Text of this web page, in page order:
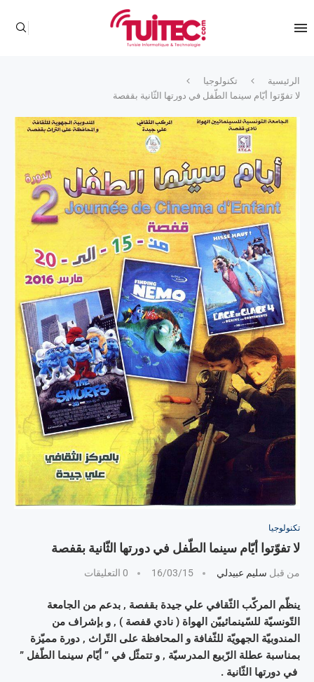
الرئيسية
تكنولوجيا
لا تفوّتوا أيّام سينما الطّفل في دورتها الثّانية بقفصة
تكنولوجيا
لا تفوّتوا أيّام سينما الطّفل في دورتها الثّانية بقفصة
من قبل سليم عبيدلي 16/03/15 0 التعليقات
ينظّم المركّب الثّقافي علي جيدة بقفصة , بدعم من الجامعة
التّونسيّة للسّينمائييّن الهواة ( نادي قفصة ) , و بإشراف من
المندوبيّة الجهويّة للثّفافة و المحافظة على التّراث , دورة مميّزة
بمناسبة عطلة الرّبيع المدرسيّة , و تتمثّل في ” أيّام سينما الطّفل ”
في دورتها الثّانية .